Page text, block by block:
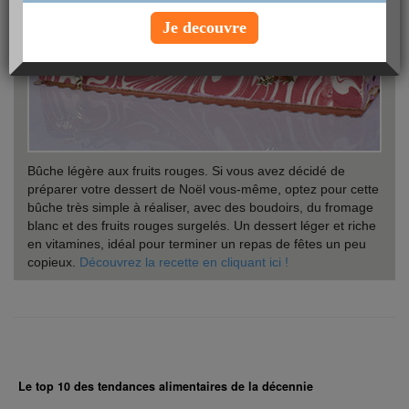
Bûche légère aux fruits rouges. Si vous avez décidé de
préparer votre dessert de Noël vous-même, optez pour cette
bûche très simple à réaliser, avec des boudoirs, du fromage
blanc et des fruits rouges surgelés. Un dessert léger et riche
en vitamines, idéal pour terminer un repas de fêtes un peu
copieux. Découvrez la recette en cliquant ici !
Le top 10 des tendances alimentaires de la décennie
Je decouvre